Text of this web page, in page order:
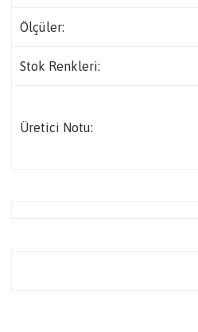
Ölçüler:
Stok Renkleri:
Üretici Notu: